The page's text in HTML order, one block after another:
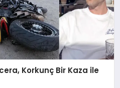
Korkunç Bir Kaza ile